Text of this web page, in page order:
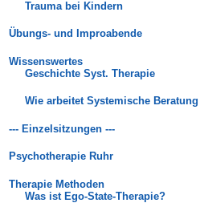
Trauma bei Kindern
Übungs- und Improabende
Wissenswertes
Geschichte Syst. Therapie
Wie arbeitet Systemische
--- Einzelsitzungen ---
Psychotherapie Ruhr
Therapie Methoden
Was ist Ego-State-Therapie?